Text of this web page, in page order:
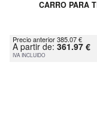
CARRO PARA
Precio anterior 385.07 €
A partir de: 361.97 €
IVA INCLUIDO